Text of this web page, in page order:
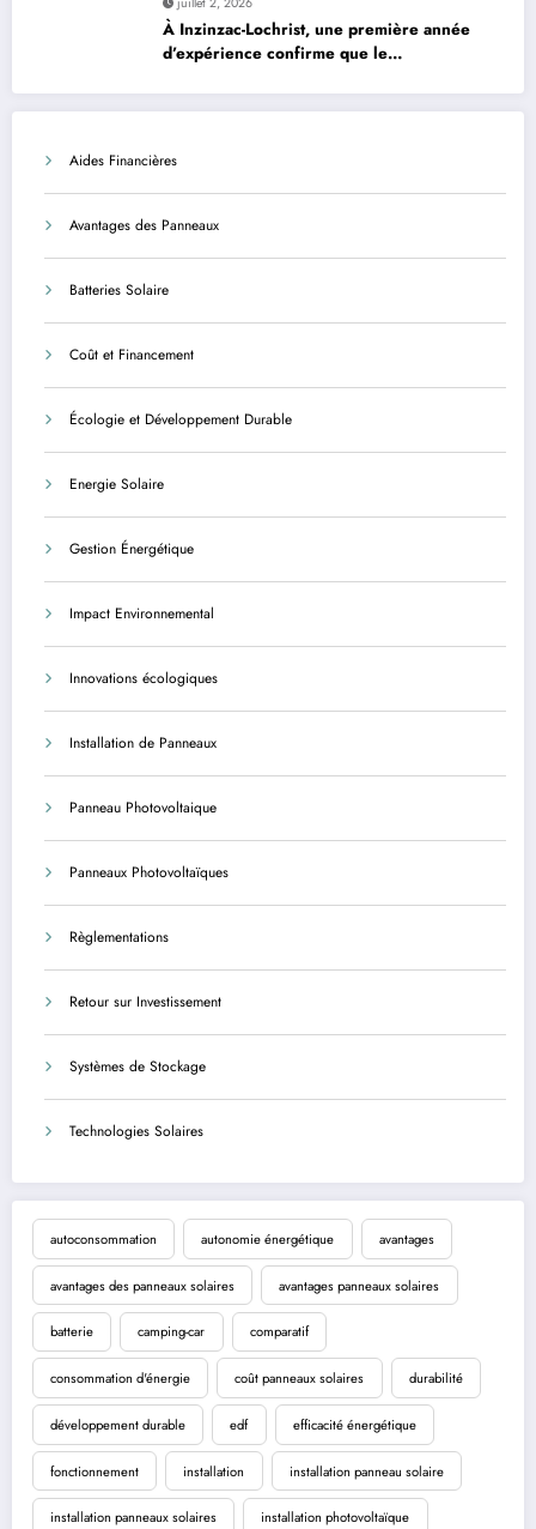
À Inzinzac-Lochrist, une première année
d’expérience confirme que le
Aides Financières
Avantages des Panneaux
Batteries Solaire
Coût et Financement
Écologie et Développement Durable
Energie Solaire
Gestion Énergétique
Impact Environnemental
Innovations écologiques
Installation de Panneaux
Panneau Photovoltaique
Panneaux Photovoltaïques
Règlementations
Retour sur Investissement
Systèmes de Stockage
Technologies Solaires
autoconsommation autonomie énergétique avantages
avantages des panneaux solaires avantages panneaux solaires
batterie camping-car comparatif
consommation d'énergie coût panneaux solaires durabilité
développement durable edf efficacité énergétique
fonctionnement installation installation panneau solaire
installation panneaux solaires installation photovoltaïque